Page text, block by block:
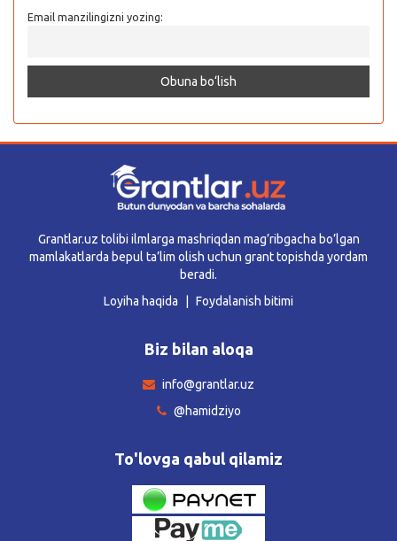
Email manzilingizni yozing:
Grantlar.uz tolibi ilmlarga mashriqdan mag’ribgacha bo’lgan
mamlakatlarda bepul ta’lim olish uchun grant topishda yordam
beradi.
Loyiha haqida
Foydalanish bitimi
Biz bilan aloqa
info@grantlar.uz
@hamidziyo
To'lovga qabul qilamiz